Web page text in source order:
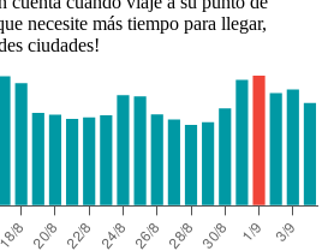
necesite más tiempo para llegar,
ciudades!